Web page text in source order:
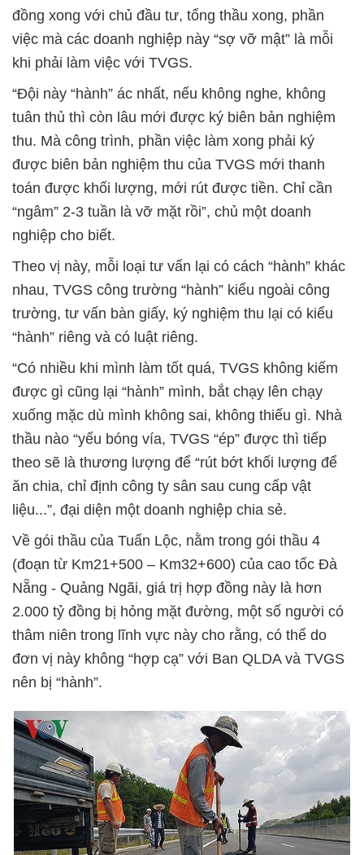
đồng xong với chủ đầu tư, tổng thầu xong, phần
việc mà các doanh nghiệp này “sợ vỡ mật” là mỗi
khi phải làm việc với TVGS.
“Đội này “hành” ác nhất, nếu không nghe, không
tuân thủ thì còn lâu mới được ký biên bản nghiệm
thu. Mà công trình, phần việc làm xong phải ký
được biên bản nghiệm thu của TVGS mới thanh
toán được khối lượng, mới rút được tiền. Chỉ cần
“ngâm” 2-3 tuần là vỡ mặt rồi”, chủ một doanh
nghiệp cho biết.
Theo vị này, mỗi loại tư vấn lại có cách “hành” khác
nhau, TVGS công trường “hành” kiểu ngoài công
trường, tư vấn bàn giấy, ký nghiệm thu lại có kiểu
“hành” riêng và có luật riêng.
“Có nhiều khi mình làm tốt quá, TVGS không kiếm
được gì cũng lại “hành” mình, bắt chạy lên chạy
xuống mặc dù mình không sai, không thiếu gì. Nhà
thầu nào “yếu bóng vía, TVGS “ép” được thì tiếp
theo sẽ là thương lượng để “rút bớt khối lượng để
ăn chia, chỉ định công ty sân sau cung cấp vật
liệu...”, đại diện một doanh nghiệp chia sẻ.
Về gói thầu của Tuấn Lộc, nằm trong gói thầu 4
(đoạn từ Km21+500 – Km32+600) của cao tốc Đà
Nẵng - Quảng Ngãi, giá trị hợp đồng này là hơn
2.000 tỷ đồng bị hỏng mặt đường, một số người có
thâm niên trong lĩnh vực này cho rằng, có thể do
đơn vị này không “hợp cạ” với Ban QLDA và TVGS
nên bị “hành”.